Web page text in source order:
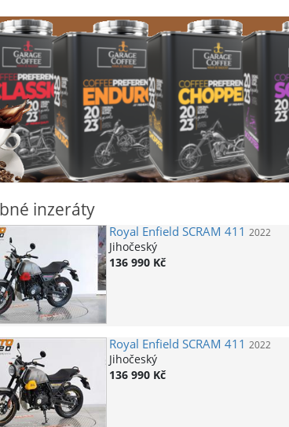
inzeráty
Royal Enfield SCRAM 411 2022
Jihočeský
136 990 Kč
Royal Enfield SCRAM 411 2022
Jihočeský
136 990 Kč